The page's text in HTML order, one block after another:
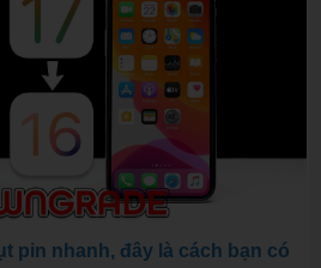
pin nhanh, đây là cách bạn có